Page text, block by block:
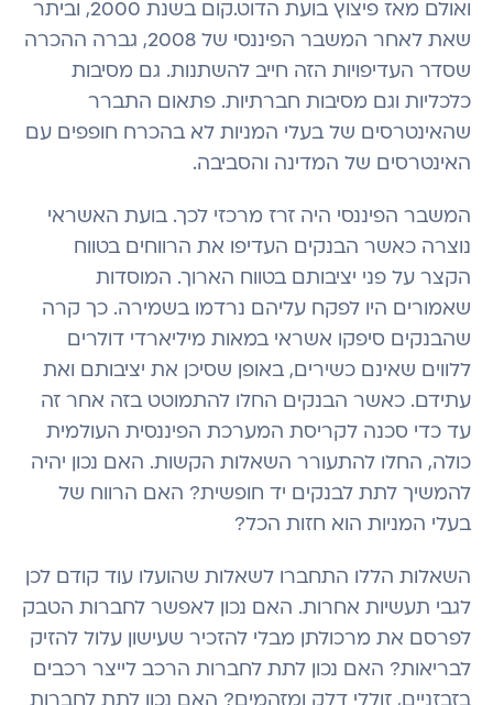
ואולם מאז פיצוץ בועת הדוט.קום בשנת 2000, וביתר
שאת לאחר המשבר הפיננסי של 2008, גברה ההכרה
שסדר העדיפויות הזה חייב להשתנות. גם מסיבות
כלכליות וגם מסיבות חברתיות. פתאום התברר
שהאינטרסים של בעלי המניות לא בהכרח חופפים עם
האינטרסים של המדינה והסביבה.
המשבר הפיננסי היה זרז מרכזי לכך. בועת האשראי
נוצרה כאשר הבנקים העדיפו את הרווחים בטווח
הקצר על פני יציבותם בטווח הארוך. המוסדות
שאמורים היו לפקח עליהם נרדמו בשמירה. כך קרה
שהבנקים סיפקו אשראי במאות מיליארדי דולרים
ללווים שאינם כשירים, באופן שסיכן את יציבותם ואת
עתידם. כאשר הבנקים החלו להתמוטט בזה אחר זה
עד כדי סכנה לקריסת המערכת הפיננסית העולמית
כולה, החלו להתעורר השאלות הקשות. האם נכון יהיה
להמשיך לתת לבנקים יד חופשית? האם הרווח של
בעלי המניות הוא חזות הכל?
השאלות הללו התחברו לשאלות שהועלו עוד קודם לכן
לגבי תעשיות אחרות. האם נכון לאפשר לחברות הטבק
לפרסם את מרכולתן מבלי להזכיר שעישון עלול להזיק
לבריאות? האם נכון לתת לחברות הרכב לייצר רכבים
בזבזניים, זוללי דלק ומזהמים? האם נכון לתת לחברות